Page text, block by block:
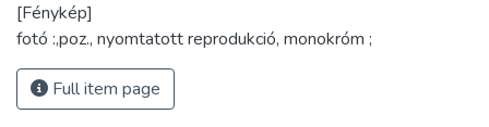
[Fénykép]
fotó :,poz., nyomtatott reprodukció, monokróm ;
Full item page